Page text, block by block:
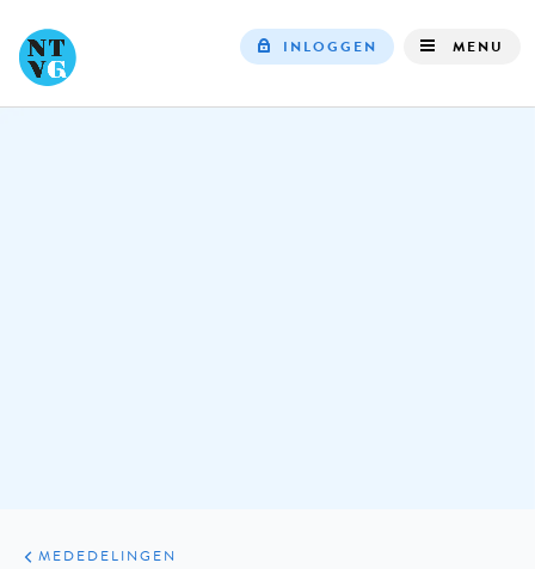
INLOGGEN MENU
ARTIKELEN
VARIA
MEDEDELINGEN